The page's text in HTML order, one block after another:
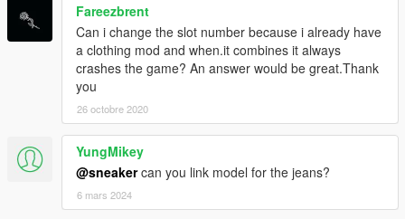
Fareezbrent
Can i change the slot number because i already have
a clothing mod and when.it combines it always
crashes the game? An answer would be great.Thank
you
26 octobre 2020
YungMikey
@sneakercan you link model for the jeans?
6 mars 2024